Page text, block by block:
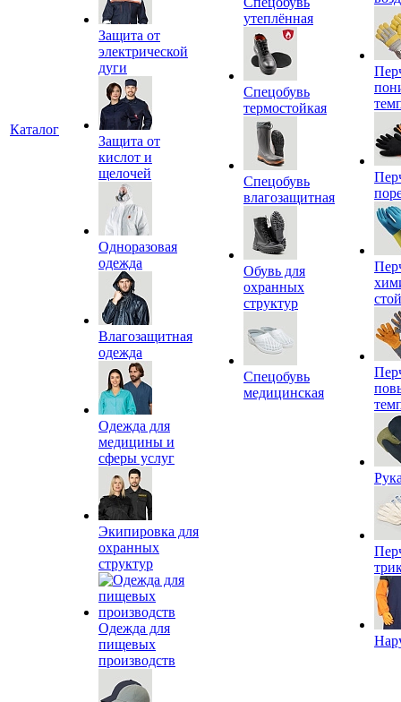
Каталог
Защита от
электрической
дуги
Защита от
кислот и
щелочей
Одноразовая
одежда
Влагозащитная
одежда
Одежда для
медицины и
сферы услуг
Экипировка для
охранных
структур
Одежда для
пищевых
производств
утеплённая
Спецобувь
термостойкая
Спецобувь
влагозащитная
Обувь для
охранных
структур
Спецобувь
медицинская